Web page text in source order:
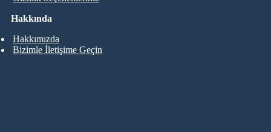
Hakkında
Hakkımızda
Bizimle İletişime Geçin